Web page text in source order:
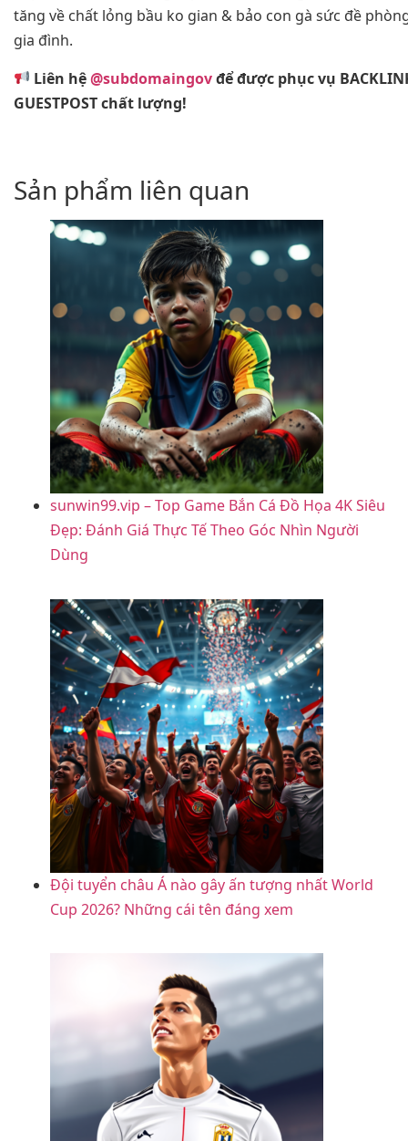
tăng về chất lỏng bầu ko gian & bảo con gà sức đề
gia đình.
Liên hệ@subdomaingovđể được phục vụ
GUESTPOST chất lượng!
Sản phẩm liên quan
sunwin99.vip – Top Game Bắn Cá Đồ Họa 4K Siêu
Đẹp: Đánh Giá Thực Tế Theo Góc Nhìn Người
Dùng
Đội tuyển châu Á nào gây ấn tượng nhất World
Cup 2026? Những cái tên đáng xem